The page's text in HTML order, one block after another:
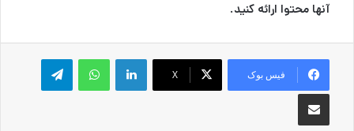
آنها محتوا ارائه کنید.
فیس بوک X
لینکدینواتس آپ تلگرام
اشتراک گذاری از طریق ایمیل